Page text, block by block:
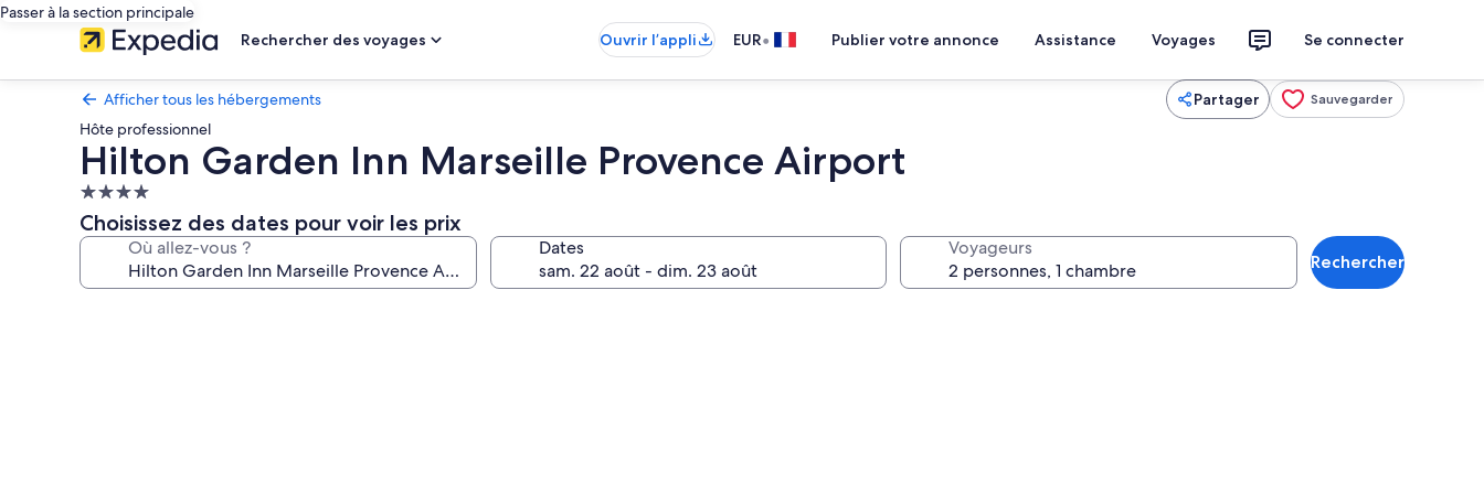
Passer à la section principale
Rechercher des voyages
Ouvrir l’appli EUR• Publier votre annonce Assistance Voyages Se connecter
Afficher tous les hébergements Partager Sauvegarder
Hôte professionnel
Hilton Garden Inn Marseille Provence Airport
Hébergement
4.0 étoiles
Choisissez des dates pour voir les prix
Où allez-vous ? Dates Voyageurs
Rechercher